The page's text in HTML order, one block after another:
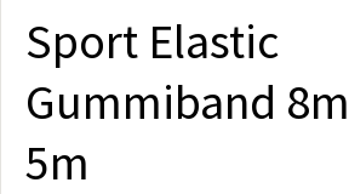
Sport Elastic
Gummiband
5m